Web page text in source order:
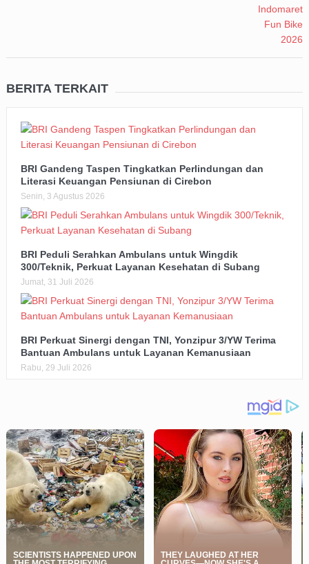
BERITA TERKAIT
BRI Gandeng Taspen Tingkatkan Perlindungan dan
Literasi Keuangan Pensiunan di Cirebon
Senin, 3 Agustus 2026
BRI Peduli Serahkan Ambulans untuk Wingdik
300/Teknik, Perkuat Layanan Kesehatan di Subang
Jumat, 31 Juli 2026
BRI Perkuat Sinergi dengan TNI, Yonzipur 3/YW Terima
Bantuan Ambulans untuk Layanan Kemanusiaan
Rabu, 29 Juli 2026